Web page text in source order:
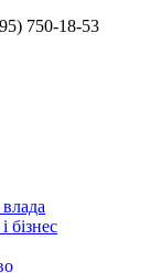
750-18-53
бізнес